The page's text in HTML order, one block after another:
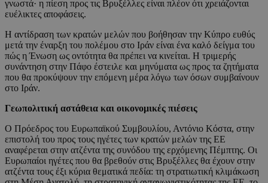
γνωστά· η πίεση προς τις Βρυξέλλες είναι πλέον ότι χρειάζονται
ευέλικτες αποφάσεις.
Η αντίδραση των κρατών μελών που βοήθησαν την Κύπρο ευθύς
μετά την έναρξη του πολέμου στο Ιράν είναι ένα καλό δείγμα του
πώς η Ένωση ως οντότητα θα πρέπει να κινείται. Η τριμερής
συνάντηση στην Πάφο έστειλε και μηνύματα ως προς τα ζητήματα
που θα προκύψουν την επόμενη μέρα λόγω των όσων συμβαίνουν
στο Ιράν.
Γεωπολιτική αστάθεια και οικονομικές πιέσεις
Ο Πρόεδρος του Ευρωπαϊκού Συμβουλίου, Αντόνιο Κόστα, στην
επιστολή του προς τους ηγέτες των κρατών μελών της ΕΕ
αναφέρεται στην ατζέντα της συνόδου της ερχόμενης Πέμπτης. Οι
Ευρωπαίοι ηγέτες που θα βρεθούν στις Βρυξέλλες θα έχουν στην
ατζέντα τους έξι κύρια θεματικά πεδία: τη στρατιωτική κλιμάκωση